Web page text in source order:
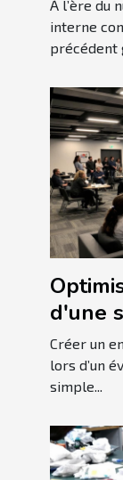
À l’ère du
interne
précédent
d'une
Créer un
lors d’un
simple...